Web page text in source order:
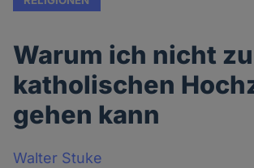
Warum ich nicht
katholischen
gehen kann
Walter Stuke